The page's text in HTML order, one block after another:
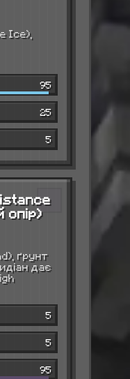
Ice),
95
25
5
опір)
ґрунт
дає
5
5
95